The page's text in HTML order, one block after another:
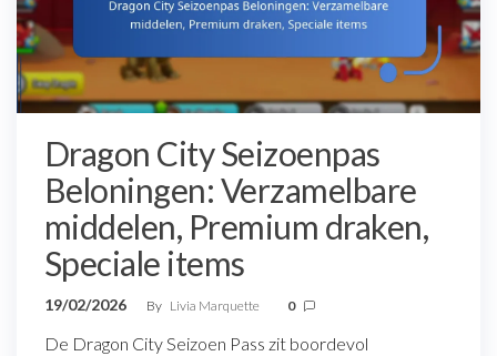
Dragon City Seizoenpas
Beloningen: Verzamelbare
middelen, Premium draken,
Speciale items
19/02/2026 By Livia Marquette 0
De Dragon City Seizoen Pass zit boordevol